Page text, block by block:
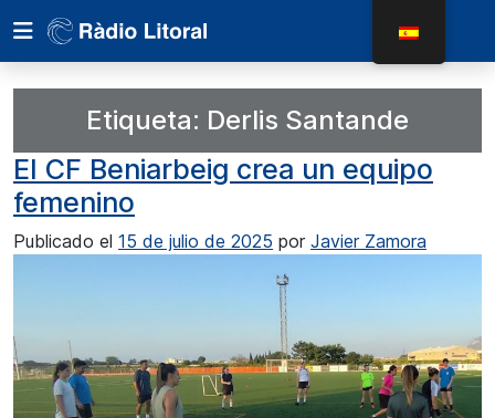
Etiqueta: Derlis Santande
El CF Beniarbeig crea un equipo
femenino
Publicado el 15 de julio de 2025 por Javier Zamora